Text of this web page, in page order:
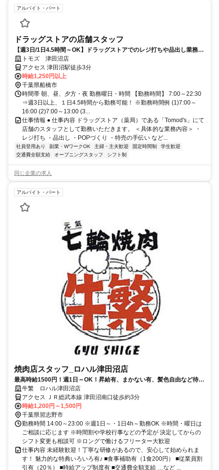
アルバイト・パート
ドラッグストアの店舗スタッフ
【週3日/1日4.5時間～OK】ドラッグストアでのレジ打ちや品出し業務！
未経験者歓迎！
トモズ 津田沼店
アクセス 津田沼駅徒歩3分
時給1,250円以上
千葉県船橋市
時間帯 朝、昼、夕方・夜 勤務曜日・時間 【勤務時間】 7:00～22:30
⇒週3日以上、１日4.5時間から勤務可能！ ※勤務時間例 (1)7:00～
16:00 (2)7:00～13:00 (3...
仕事情報 ● 仕事内容 ドラッグストア（薬局）である「Tomod's」にて
店舗のスタッフとして勤務いただきます。 ＜具体的な業務内容＞ ・
レジ打ち ・品出し ・POPづくり ・特売の手伝い など...
社員登用あり 副業・WワークOK 主婦・主夫歓迎 固定時間制
学生歓迎
交通費全額支給
オープニングスタッフ シフト制
同じ企業の求人
アルバイト・パート
焼肉店スタッフ_ロハル津田沼店
最高時給1500円！週1日～OK！昇給有、まかない有、髪色自由など待遇
充実！ 高校生・大学生活躍中！
牛繁 ロハル津田沼店
アクセス ＪＲ総武本線 津田沼南口徒歩約3分
時給1,200円～1,500円
千葉県習志野市
勤務時間 14:00～23:00 ※週1日～・1日4h～勤務OK ※時間・曜日は
ご相談に応じます ※時間割や学校行事などの予定が 決定してからの
シフト変更も相談可 ※ロングで働けるフリーター大歓迎
仕事内容 未経験歓迎！丁寧な研修があるので、安心して始められま
す！ 魅力的な特典いろいろ有♪ ■食事補助有（1食200円） ■従業員割
引有（20％） ■時給アップ制度有 ■交通費全額支給 …など ...